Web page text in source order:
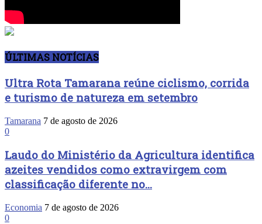
ÚLTIMAS NOTÍCIAS
Ultra Rota Tamarana reúne ciclismo, corrida
e turismo de natureza em setembro
Tamarana 7 de agosto de 2026
0
Laudo do Ministério da Agricultura identifica
azeites vendidos como extravirgem com
classificação diferente no...
Economia 7 de agosto de 2026
0